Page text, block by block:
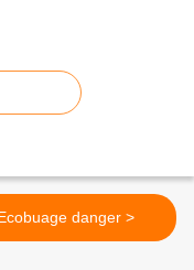
Ecobuage danger >